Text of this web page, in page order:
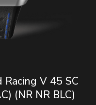
V 45 SC
(NR NR BLC)